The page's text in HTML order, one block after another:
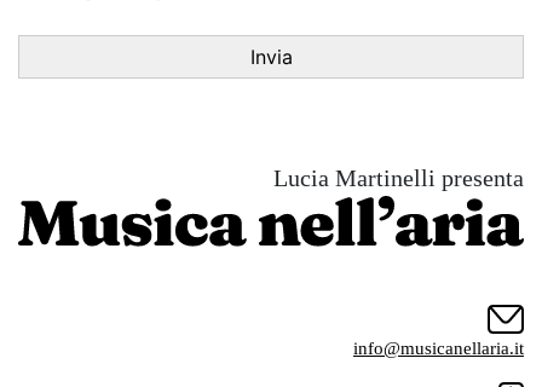
Lucia Martinelli presenta
info@musicanellaria.it